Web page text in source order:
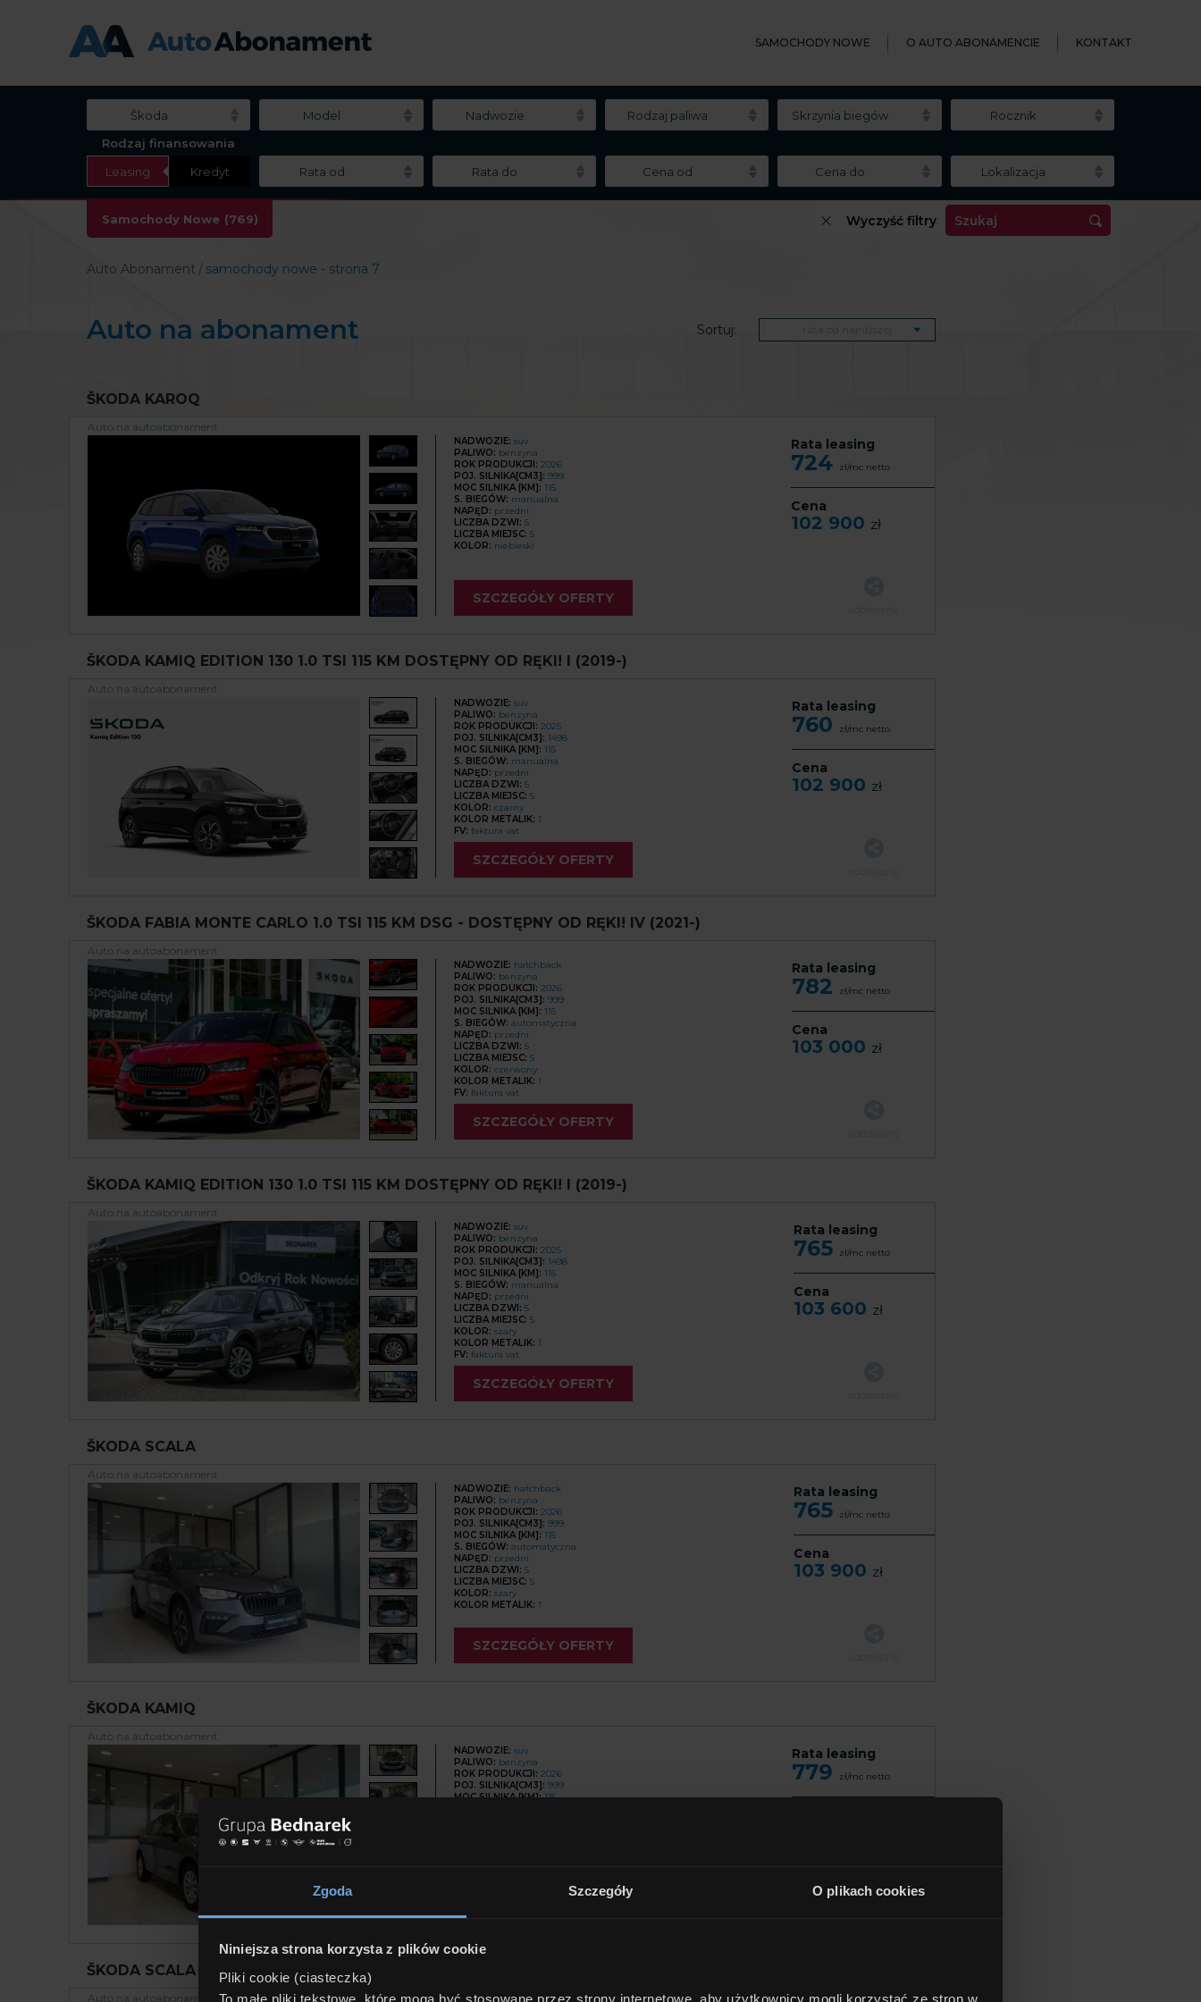
Zgoda Szczegóły O plikach cookies
Niniejsza strona korzysta z plików cookie
Pliki cookie (ciasteczka)
To małe pliki tekstowe, które mogą być stosowane przez strony internetowe, aby użytkownicy mogli korzystać ze stron w
SAMOCHODY NOWE O AUTO ABONAMENCIE KONTAKT
Škoda Model Nadwozie Rodzaj paliwa Skrzynia biegów
Rocznik
Rodzaj finansowania
Leasing
Kredyt Rata od Rata do Cena od Cena do Lokalizacja
Samochody Nowe (769) Wyczyść filtry Szukaj
Auto Abonament samochody nowe - strona 7
Auto na abonament Sortuj: rata od najniższej
ŠKODA KAROQ
Auto na autoabonament
NADWOZIE: suv
PALIWO: benzyna
ROK PRODUKCJI: 2026
POJ. SILNIKA[CM3]: 999
MOC SILNIKA [KM]: 115
S. BIEGÓW: manualna
NAPĘD: przedni
LICZBA DZWI: 5
LICZBA MIEJSC: 5
KOLOR: niebieski
SZCZEGÓŁY OFERTY
Rata leasing
724 zł/mc netto
Cena
102 900 zł
ŠKODA KAMIQ EDITION 130 1.0 TSI 115 KM DOSTĘPNY OD RĘKI! I (2019-)
Auto na autoabonament
NADWOZIE: suv
PALIWO: benzyna
ROK PRODUKCJI: 2025
POJ. SILNIKA[CM3]: 1498
MOC SILNIKA [KM]: 115
S. BIEGÓW: manualna
NAPĘD: przedni
LICZBA DZWI: 5
LICZBA MIEJSC: 5
KOLOR: czarny
KOLOR METALIK: 1
FV: faktura vat
SZCZEGÓŁY OFERTY
Rata leasing
760 zł/mc netto
Cena
102 900 zł
ŠKODA FABIA MONTE CARLO 1.0 TSI 115 KM DSG - DOSTĘPNY OD RĘKI! IV (2021-)
Auto na autoabonament
NADWOZIE: hatchback
PALIWO: benzyna
ROK PRODUKCJI: 2026
POJ. SILNIKA[CM3]: 999
MOC SILNIKA [KM]: 115
S. BIEGÓW: automatyczna
NAPĘD: przedni
LICZBA DZWI: 5
LICZBA MIEJSC: 5
KOLOR: czerwony
KOLOR METALIK: 1
FV: faktura vat
SZCZEGÓŁY OFERTY
Rata leasing
782 zł/mc netto
Cena
103 000 zł
ŠKODA KAMIQ EDITION 130 1.0 TSI 115 KM DOSTĘPNY OD RĘKI! I (2019-)
Auto na autoabonament
NADWOZIE: suv
PALIWO: benzyna
ROK PRODUKCJI: 2025
POJ. SILNIKA[CM3]: 1498
MOC SILNIKA [KM]: 115
S. BIEGÓW: manualna
NAPĘD: przedni
LICZBA DZWI: 5
LICZBA MIEJSC: 5
KOLOR: szary
KOLOR METALIK: 1
FV: faktura vat
SZCZEGÓŁY OFERTY
Rata leasing
765 zł/mc netto
Cena
103 600 zł
ŠKODA SCALA
Auto na autoabonament
NADWOZIE: hatchback
PALIWO: benzyna
ROK PRODUKCJI: 2026
POJ. SILNIKA[CM3]: 999
MOC SILNIKA [KM]: 115
S. BIEGÓW: automatyczna
NAPĘD: przedni
LICZBA DZWI: 5
LICZBA MIEJSC: 5
KOLOR: szary
KOLOR METALIK: 1
SZCZEGÓŁY OFERTY
Rata leasing
765 zł/mc netto
Cena
103 900 zł
ŠKODA KAMIQ
Auto na autoabonament
NADWOZIE: suv
PALIWO: benzyna
ROK PRODUKCJI: 2026
POJ. SILNIKA[CM3]: 999
MOC SILNIKA [KM]: 115
Rata leasing
779 zł/mc netto
ŠKODA SCALA EDITION 130 1.5 TSI 150 KM
Auto na autoabonament